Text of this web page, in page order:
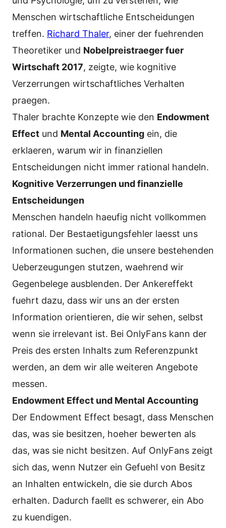
Menschen wirtschaftliche Entscheidungen
treffen. Richard Thaler, einer der fuehrenden
Theoretiker und Nobelpreistraeger fuer
Wirtschaft 2017, zeigte, wie kognitive
Verzerrungen wirtschaftliches Verhalten
praegen.
Thaler brachte Konzepte wie den Endowment
Effect und Mental Accounting ein, die
erklaeren, warum wir in finanziellen
Entscheidungen nicht immer rational handeln.
Kognitive Verzerrungen und finanzielle
Entscheidungen
Menschen handeln haeufig nicht vollkommen
rational. Der Bestaetigungsfehler laesst uns
Informationen suchen, die unsere bestehenden
Ueberzeugungen stutzen, waehrend wir
Gegenbelege ausblenden. Der Ankereffekt
fuehrt dazu, dass wir uns an der ersten
Information orientieren, die wir sehen, selbst
wenn sie irrelevant ist. Bei OnlyFans kann der
Preis des ersten Inhalts zum Referenzpunkt
werden, an dem wir alle weiteren Angebote
messen.
Endowment Effect und Mental Accounting
Der Endowment Effect besagt, dass Menschen
das, was sie besitzen, hoeher bewerten als
das, was sie nicht besitzen. Auf OnlyFans zeigt
sich das, wenn Nutzer ein Gefuehl von Besitz
an Inhalten entwickeln, die sie durch Abos
erhalten. Dadurch faellt es schwerer, ein Abo
zu kuendigen.